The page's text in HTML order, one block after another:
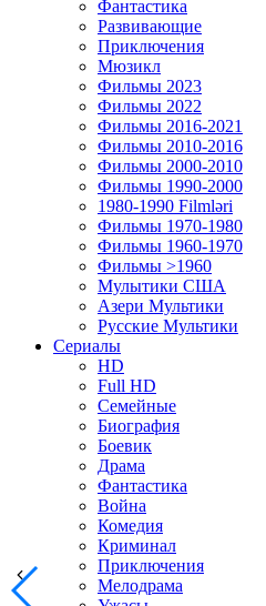
Фантастика
Развивающие
Приключения
Мюзикл
Фильмы 2023
Фильмы 2022
Фильмы 2016-2021
Фильмы 2010-2016
Фильмы 2000-2010
Фильмы 1990-2000
1980-1990 Filmləri
Фильмы 1970-1980
Фильмы 1960-1970
Фильмы >1960
Мулытики США
Азери Мультики
Русские Мультики
Сериалы
HD
Full HD
Семейные
Биография
Боевик
Драма
Фантастика
Война
Комедия
Криминал
Приключения
Мелодрама